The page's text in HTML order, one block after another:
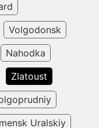
Volgodonsk
Nahodka
Zlatoust
Uralskiy